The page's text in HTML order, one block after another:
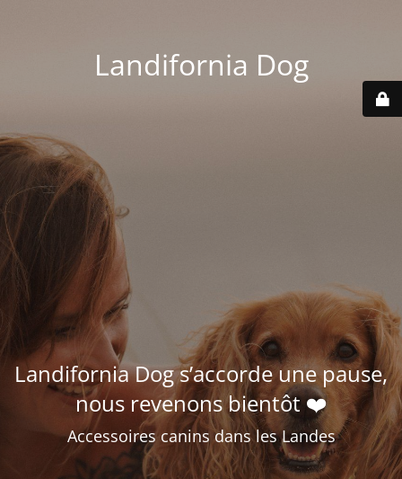
Landifornia Dog
Landifornia Dog s’accorde une pause,
nous revenons bientôt ❤️
Accessoires canins dans les Landes